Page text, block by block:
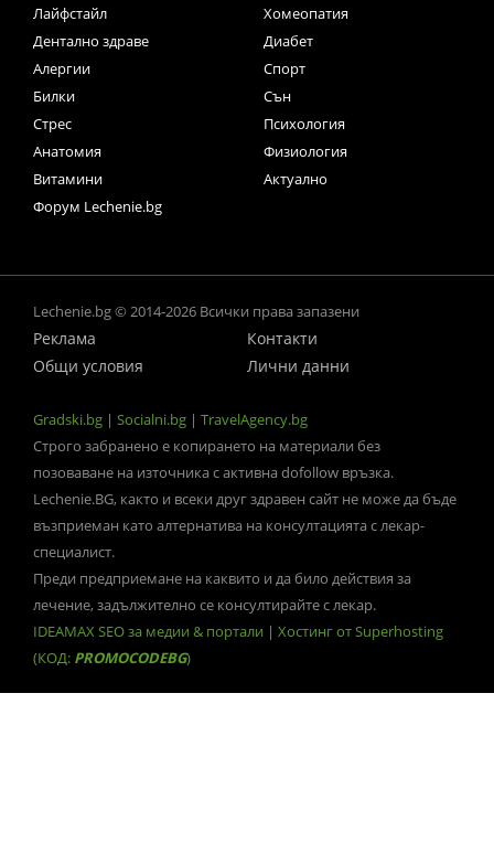
Лайфстайл
Хомеопатия
Дентално здраве
Диабет
Алергии
Спорт
Билки
Сън
Стрес
Психология
Анатомия
Физиология
Витамини
Актуално
Форум Lechenie.bg
Lechenie.bg © 2014-2026 Всички права запазени
Реклама
Контакти
Общи условия
Лични данни
Gradski.bg | Socialni.bg | TravelAgency.bg
Строго забранено е копирането на материали без
позоваване на източника с активна dofollow връзка.
Lechenie.BG, както и всеки друг здравен сайт не може да бъде
възприеман като алтернатива на консултацията с лекар-
специалист.
Преди предприемане на каквито и да било действия за
лечение, задължително се консултирайте с лекар.
IDEAMAX SEO за медии & портали | Хостинг от Superhosting
(КОД: PROMOCODEBG)